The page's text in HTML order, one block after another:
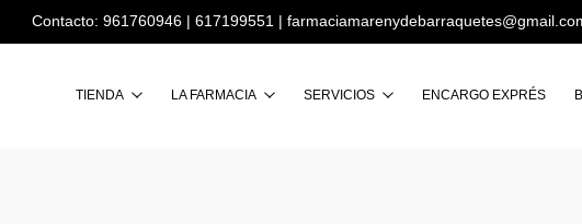
Contacto: 961760946 | 617199551 |
TIENDA LA FARMACIA SERVICIOS ENCARGO EXPRÉS